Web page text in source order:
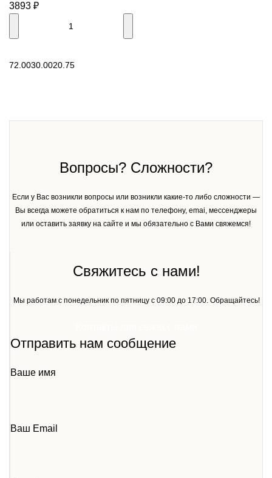
3893 ₽
72.0030.0020.75
Вопросы? Сложности?
Если у Вас возникли вопросы или возникли какие-то либо сложности —
Вы всегда можете обратиться к нам по телефону, emai, мессенджеры
или оставить заявку на сайте и мы обязательно с Вами свяжемся!
Свяжитесь с нами!
Мы работам с понедельник по пятницу с 09:00 до 17:00. Обращайтесь!
Отправить нам сообщение
Ваше имя
Ваш Email